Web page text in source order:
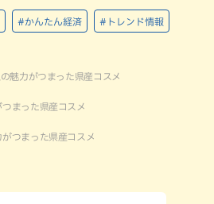
#かんたん経済 #トレンド情報
魅力がつまった県産コスメ
まった県産コスメ
つまった県産コスメ